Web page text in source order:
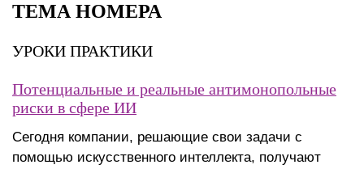
ТЕМА НОМЕРА
УРОКИ ПРАКТИКИ
Потенциальные и реальные антимонопольные
риски в сфере ИИ
Сегодня компании, решающие свои задачи с
помощью искусственного интеллекта, получают